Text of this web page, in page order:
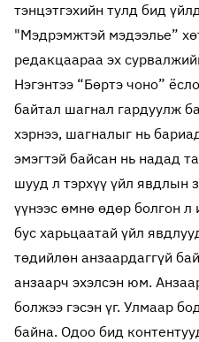
тэнцэтгэхийн тулд бид
"Мэдрэмжтэй мэдээлье”
редакцаараа эх
Нэгэнтээ “Бөртэ чоно”
байтал шагнал гардуулж
хэрнээ, шагналыг нь
эмэгтэй байсан нь надад
шууд л тэрхүү үйл явдлын
үүнээс өмнө өдөр болгон
бус харьцаатай үйл
төдийлөн анзаардаггүй
анзаарч эхэлсэн юм.
болжээ гэсэн үг. Улмаар
байна. Одоо бид